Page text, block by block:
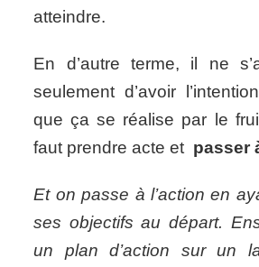
atteindre.
En d’autre terme, il ne
seulement d’avoir
que ça se réalise par le
faut prendre acte et passer
Et on passe à l’action en
ses objectifs au départ.
un plan d’action sur un